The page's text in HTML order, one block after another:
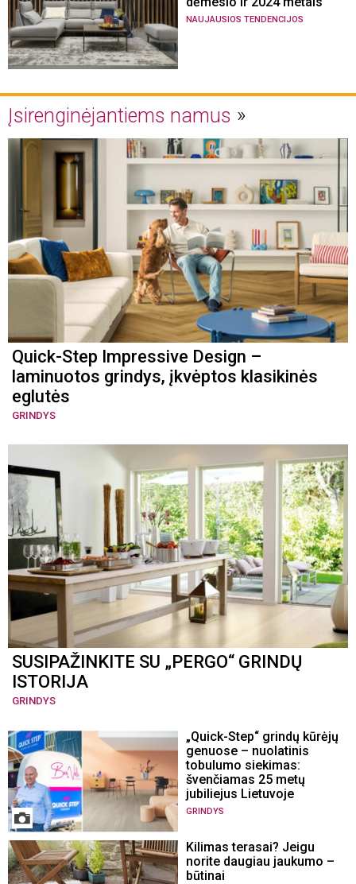
NAUJAUSIOS TENDENCIJOS
Įsirenginėjantiems namus
Quick-Step Impressive Design –
laminuotos grindys, įkvėptos klasikinės
eglutės
GRINDYS
SUSIPAŽINKITE SU „PERGO“ GRINDŲ
ISTORIJA
GRINDYS
„Quick-Step“ grindų kūrėjų
genuose – nuolatinis
tobulumo siekimas:
švenčiamas 25 metų
jubiliejus Lietuvoje
GRINDYS
Kilimas terasai? Jeigu
norite daugiau jaukumo –
būtinai